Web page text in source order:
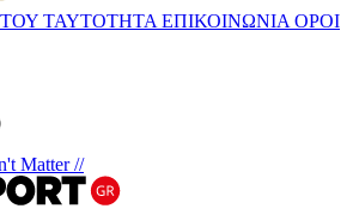
ΤΑΥΤΟΤΗΤΑ ΕΠΙΚΟΙΝΩΝΙΑ ΟΡΟΙ
Matter //